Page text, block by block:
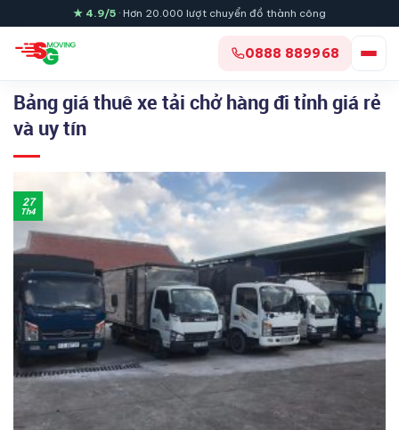
to
content
★ 4.9/5 · Hơn 20.000 lượt chuyển đồ thành công
0888 889968
Bảng giá thuê xe tải chở hàng đi tỉnh giá rẻ
và uy tín
27
Th4